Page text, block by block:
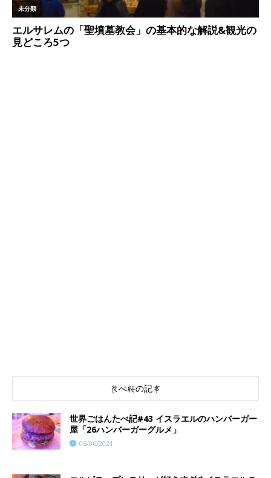
食べ物の記事
世界ごはんたべ記#43 イスラエルのハンバーガー
屋「26ハンバーガーグルメ」
05/06/2021